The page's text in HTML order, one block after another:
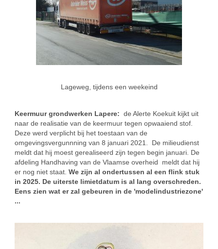
Lageweg, tijdens een weekeind
Keermuur grondwerken Lapere: de Alerte Koekuit kijkt uit
naar de realisatie van de keermuur tegen opwaaiend stof.
Deze werd verplicht bij het toestaan van de
omgevingsvergunnning van 8 januari 2021. De milieudienst
meldt dat hij moest gerealiseerd zijn tegen begin januari. De
afdeling Handhaving van de Vlaamse overheid meldt dat hij
er nog niet staat. We zijn al ondertussen al een flink stuk
in 2025. De uiterste limietdatum is al lang overschreden.
Eens zien wat er zal gebeuren in de 'modelindustriezone'
...